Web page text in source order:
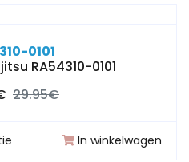
0101
RA54310-0101
29.95€
In winkelwagen